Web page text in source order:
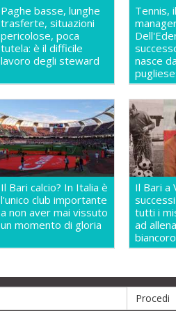
Paghe basse, lunghe
trasferte, situazioni
pericolose, poca
tutela: è il difficile
lavoro degli steward
Tennis,
nasce
Il Bari calcio? In Italia è
l'unico club importante
a non aver mai vissuto
un momento di gloria
Il Bari a
tutti i
ad